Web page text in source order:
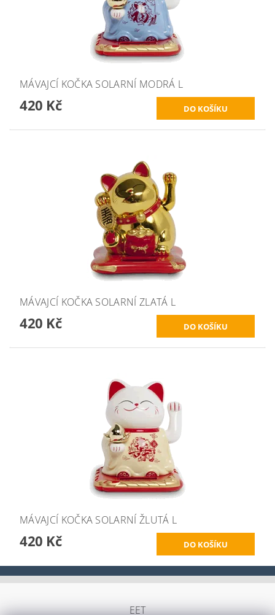
MÁVAJCÍ KOČKA SOLARNÍ MODRÁ L
420 Kč
MÁVAJCÍ KOČKA SOLARNÍ ZLATÁ L
420 Kč
MÁVAJCÍ KOČKA SOLARNÍ ŽLUTÁ L
420 Kč
EET